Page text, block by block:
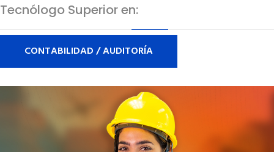
Tecnólogo Superior en:
CONTABILIDAD / AUDITORÍA